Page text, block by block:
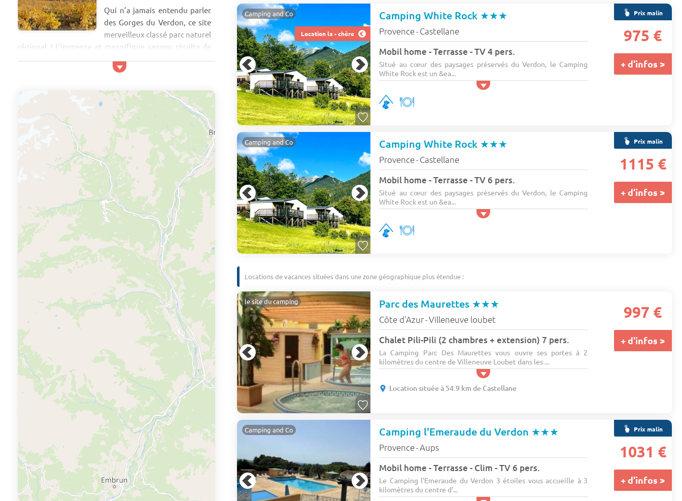
Qui n’a jamais entendu parler
des Gorges du Verdon, ce site
merveilleux classé parc naturel
régional ? L’immense et magnifique canyon résulte de
l’érosion de la rivière du Verdon. Les villages sentinelles
comme Castellane nichés au bord de la faille ont gardé
région de Castellane de nombreuses activités sont
organisées : sports d’eau vives, nautiques et aériens,
escalades, randonnées pédestres, équitation, VTT. A
proximité...
Location la - chère
Camping and Co Camping White Rock ★★★
Provence- Castellane
Mobil home - Terrasse - TV 4 pers.
Situé au cœur des paysages préservés du Verdon, le Camping
White Rock est un &ea...
Prix malin
975 €
+ d'infos >
Camping and Co Camping White Rock ★★★
Provence- Castellane
Mobil home - Terrasse - TV 6 pers.
Situé au cœur des paysages préservés du Verdon, le Camping
White Rock est un &ea...
Prix malin
1115 €
+ d'infos >
Locations de vacances situées dans une zone géographique plus étendue :
le site du camping Parc des Maurettes ★★★
Côte d'Azur-Villeneuve loubet
Chalet Pili-Pili (2 chambres + extension) 7 pers.
La Camping Parc Des Maurettes vous ouvre ses portes à 2
kilomètres du centre de Villeneuve Loubet dans les ...
Location située à 54.9 km de Castellane
997 €
+ d'infos >
Camping and Co Camping l'Emeraude du Verdon ★★★
Provence-Aups
Mobil home - Terrasse - Clim - TV 6 pers.
Le Camping l'Emeraude du Verdon 3 étoiles vous accueille à 3
kilomètres du centre d'...
Prix malin
1031 €
+ d'infos >